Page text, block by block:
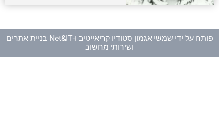
פותח על ידי שמשי אגמון סטודיו קריאייטיב ו-
Net&IT בניית אתרים
ושירותי מחשוב